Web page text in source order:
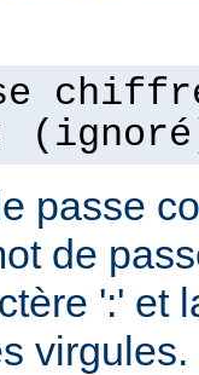
passe
de
':' et